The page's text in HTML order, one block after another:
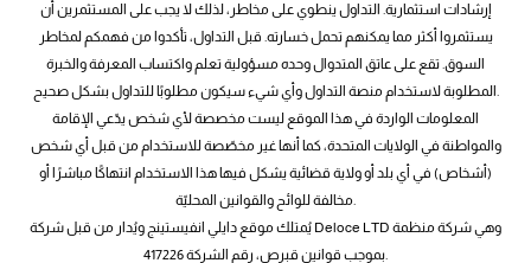
إرشادات استثمارية. التداول ينطوي على مخاطر، لذلك لا يجب على المستثمرين أن
يستثمروا أكثر مما يمكنهم تحمل خسارته. قبل التداول، تأكدوا من فهمكم لمخاطر
السوق. تقع على عاتق المتدوال وحده مسؤولية تعلم واكتساب المعرفة والخبرة
المطلوبة لاستخدام منصة التداول وأي شيء سيكون مطلوبًا للتداول بشكل صحيح.
المعلومات الواردة في هذا الموقع ليست مخصصة لأي شخص يدّعي الإقامة
والمواطنة في الولايات المتحدة، كما أنها غير مخصّصة للاستخدام من قبل أي شخص
(أشخاص) في أي بلد أو ولاية قضائية يشكل فيها هذا الاستخدام انتهاكًا مباشرًا أو
مخالفة للوائح والقوانين المحليّة.
يُمتلك موقع دايلي انفيستينج ويُدار من قبل شركة Deloce LTD وهي شركة منظمة
بموجب قوانين قبرص، رقم الشركة 417226.